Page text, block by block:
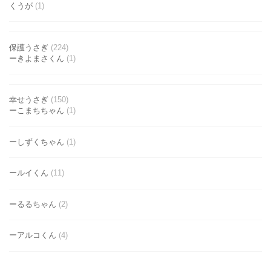
くうが (1)
保護うさぎ (224)
ーきよまさくん (1)
幸せうさぎ (150)
ーこまちちゃん (1)
ーしずくちゃん (1)
ールイくん (11)
ーるるちゃん (2)
ーアルコくん (4)